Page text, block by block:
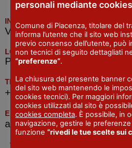
INDIRIZZO
Via Cristoforo Colombo, 17
LOCALITA
Piacenza
TELEFONO
+39 351 6936618 (anche
EMAIL
aattia346@pec.it
personali mediante cookies
Comune di Piacenza, titolare del
informa l’utente che il sito web
previo consenso dell’utente, può
non tecnici di seguito dettagliati
“preferenze”.
La chiusura del presente banner
del sito web mantenendo le
cookies tecnici). Per maggiori
cookies utilizzati dal sito è
cookies completa. È possibile, in
navigazione, gestire le
funzione “rivedi le tue scelte sui